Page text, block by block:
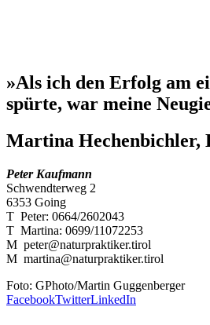
»Als ich den Erfolg am
spürte, war meine
Martina Hechenbichler,
Peter Kaufmann
Schwendterweg 2
6353 Going
T Peter: 0664/2602043
T Martina: 0699/11072253
M peter@naturpraktiker.tirol
M martina@naturpraktiker.tirol
Foto: GPhoto/Martin Guggenberger
FacebookTwitterLinkedIn